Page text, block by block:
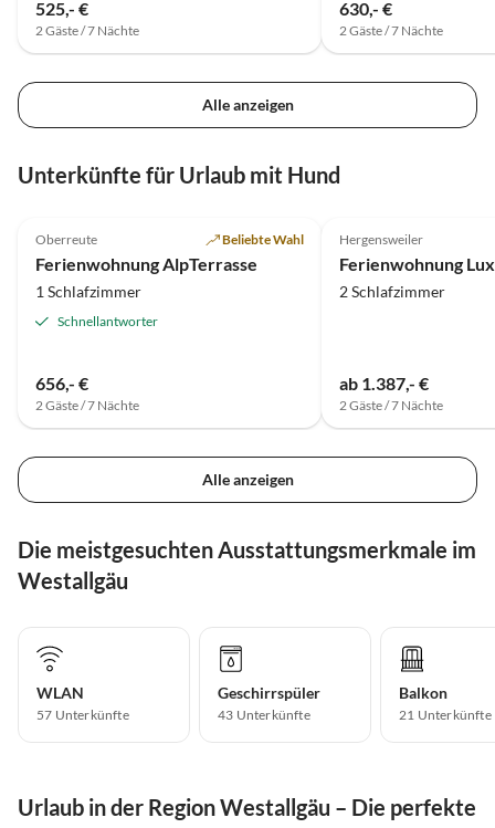
525,- €
2 Gäste / 7 Nächte
630,- €
2 Gäste / 7 Nächte
Alle anzeigen
Unterkünfte für Urlaub mit Hund
Oberreute Beliebte Wahl
Ferienwohnung AlpTerrasse
1 Schlafzimmer
Schnellantworter
656,- €
2 Gäste / 7 Nächte
Hergensweiler
2 Schlafzimmer
ab 1.387,- €
2 Gäste / 7 Nächte
Alle anzeigen
Die meistgesuchten Ausstattungsmerkmale im
Westallgäu
WLAN
57 Unterkünfte
Geschirrspüler
43 Unterkünfte
Balkon
21 Unterkünfte
Urlaub in der Region Westallgäu – Die perfekte